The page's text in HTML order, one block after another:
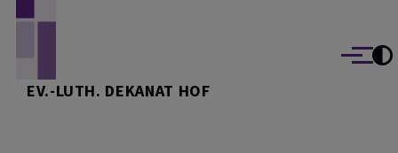
EV.-LUTH. DEKANAT HOF
Menü